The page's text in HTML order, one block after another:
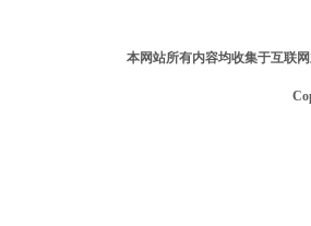
本网站所有内容均收集于互联